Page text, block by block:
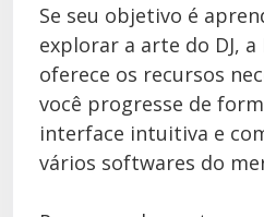
Se seu objetivo é
explorar a arte do DJ, a
oferece os recursos
você progresse de
interface intuitiva e
vários softwares do